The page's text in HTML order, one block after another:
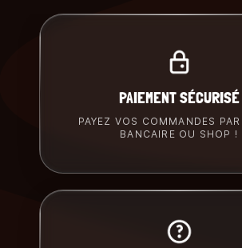
PAIEMENT SÉCURISÉ
PAYEZ VOS COMMANDES PAR
BANCAIRE OU SHOP !